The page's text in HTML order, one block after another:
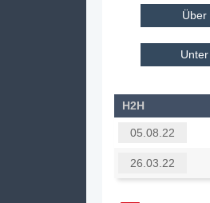
Über
H2H
05.08.22
26.03.22